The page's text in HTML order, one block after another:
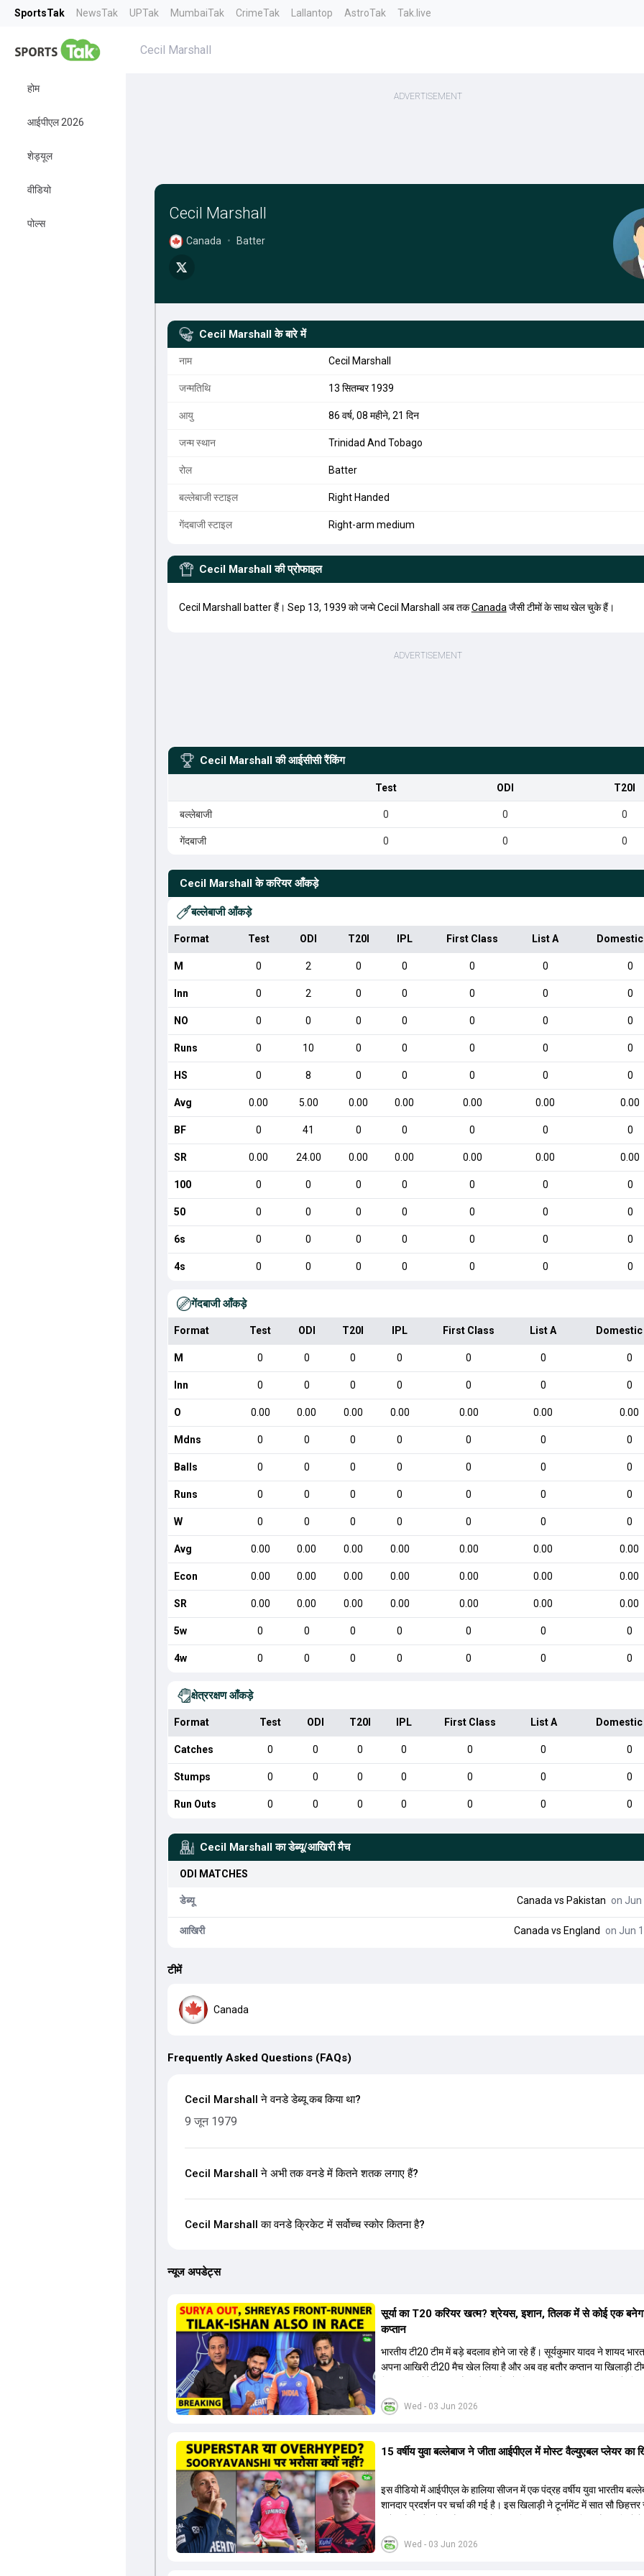
SportsTak NewsTak UPTak MumbaiTak CrimeTak Lallantop AstroTak Tak.live
होम
आईपीएल 2026
शेड्यूल
वीडियो
पोल्स
Cecil Marshall
Cecil Marshall
Canada • Batter
Cecil Marshall के बारे में
नाम Cecil Marshall
जन्मतिथि 13 सितम्बर 1939
आयु 86 वर्ष, 08 महीने, 21 दिन
जन्म स्थान Trinidad And Tobago
रोल Batter
बल्लेबाजी स्टाइल Right Handed
गेंदबाजी स्टाइल Right-arm medium
Cecil Marshall की प्रोफाइल
Cecil Marshall batter हैं। Sep 13, 1939 को जन्मे Cecil Marshall अब तकCanada जैसी टीमों के साथ खेल चुके हैं।
Cecil Marshall की आईसीसी रैंकिंग
Test ODI T20I
बल्लेबाजी 0 0 0
गेंदबाजी 0 0 0
Cecil Marshall के करियर आँकड़े
बल्लेबाजी आँकड़े
Format Test ODI T20I IPL First Class List A
M 0 2 0 0 0 0 0
Inn 0 2 0 0 0 0 0
NO 0 0 0 0 0 0 0
Runs 0 10 0 0 0 0 0
HS 0 8 0 0 0 0 0
Avg 0.00 5.00 0.00 0.00 0.00 0.00 0.00
BF 0 41 0 0 0 0 0
SR 0.00 24.00 0.00 0.00 0.00 0.00 0.00
100 0 0 0 0 0 0 0
50 0 0 0 0 0 0 0
6s 0 0 0 0 0 0 0
4s 0 0 0 0 0 0 0
गेंदबाजी आँकड़े
Format Test ODI T20I IPL First Class List A
M 0 0 0 0 0 0 0
Inn 0 0 0 0 0 0 0
O 0.00 0.00 0.00 0.00 0.00 0.00 0.00
Mdns 0 0 0 0 0 0 0
Balls 0 0 0 0 0 0 0
Runs 0 0 0 0 0 0 0
W 0 0 0 0 0 0 0
Avg 0.00 0.00 0.00 0.00 0.00 0.00 0.00
Econ 0.00 0.00 0.00 0.00 0.00 0.00 0.00
SR 0.00 0.00 0.00 0.00 0.00 0.00 0.00
5w 0 0 0 0 0 0 0
4w 0 0 0 0 0 0 0
क्षेत्ररक्षण आँकड़े
Format Test ODI T20I IPL First Class List A
Catches 0 0 0 0 0 0 0
Stumps 0 0 0 0 0 0 0
Run Outs 0 0 0 0 0 0 0
Cecil Marshall का डेब्यू/आखिरी मैच
ODI MATCHES
डेब्यू Canada vs Pakistan on Jun
आखिरी Canada vs England on Jun
टीमें
Canada
Frequently Asked Questions (FAQs)
Cecil Marshall ने वनडे डेब्यू कब किया था?
9 जून 1979
Cecil Marshall ने अभी तक वनडे में कितने शतक लगाए हैं?
Cecil Marshall का वनडे क्रिकेट में सर्वोच्च स्कोर कितना है?
न्यूज अपडेट्स
Wed - 03 Jun 2026
सूर्या का T20 करियर खत्म? श्रेयस, इशान, तिलक में से कोई एक
कप्तान
भारतीय टी20 टीम में बड़े बदलाव होने जा रहे हैं। सूर्यकुमार यादव ने शायद
अपना आखिरी टी20 मैच खेल लिया है और अब वह बतौर कप्तान या खिलाड़ी
की तलाश जारी है। इस रेस में श्रेयस अय्यर सबसे आगे चल रहे हैं। उनके
किशन और तिलक वर्मा भी कप्तानी के दावेदार हैं। अक्षर पटेल इस रेस में काफी
और संजू सैमसन पहली पसंद होंगे। इसके अलावा नीतीश रेड्डी को बतौर
आगामी टी20 वर्ल्ड कप और 2028 ओलंपिक के लिए लंबी अवधि का विजन
हैं।
Wed - 03 Jun 2026
15 वर्षीय युवा बल्लेबाज ने जीता आईपीएल में मोस्ट वैल्युएबल प्लेयर का
इस वीडियो में आईपीएल के हालिया सीजन में एक पंद्रह वर्षीय युवा भारतीय
शानदार प्रदर्शन पर चर्चा की गई है। इस खिलाड़ी ने टूर्नामेंट में सात सौ
गया है कि ऑस्ट्रेलियाई टीम के वर्तमान कप्तान और इंग्लैंड टीम के पूर्व कप्तान
खिलाड़ी के खेल की सराहना की है। ऑस्ट्रेलियाई कप्तान के अनुसार, शुरुआत